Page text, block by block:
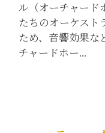
ル（オーチャード
たちのオーケスト
ため、音響効果な
チャードホー...